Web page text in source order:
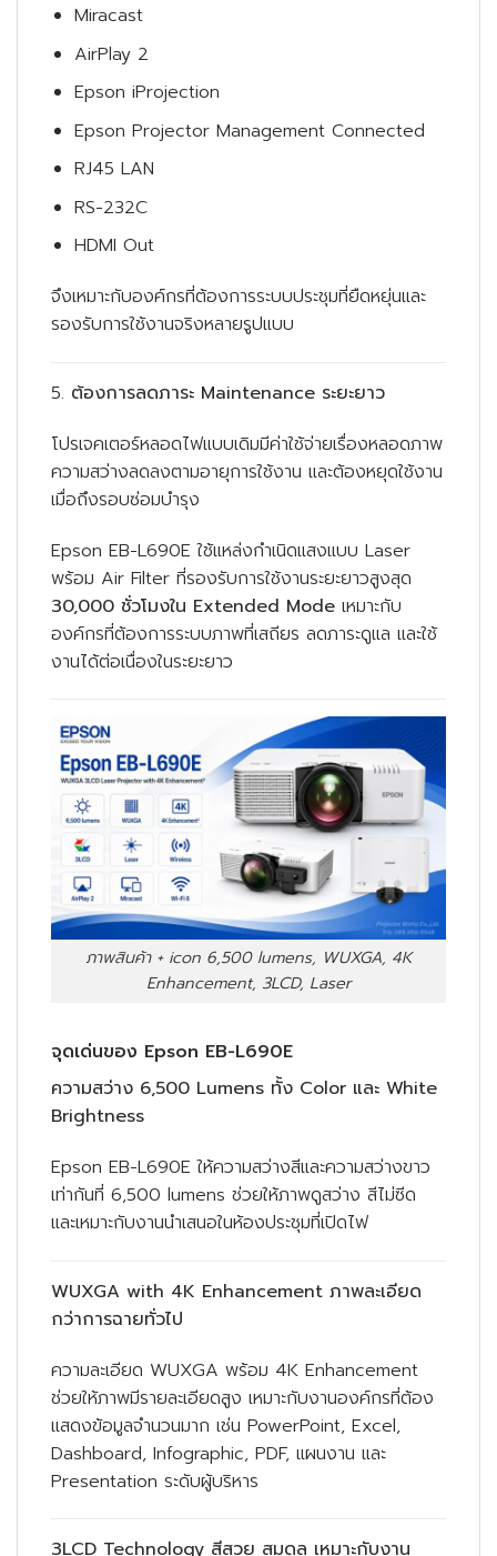
Miracast
AirPlay 2
Epson iProjection
Epson Projector Management Connected
RJ45 LAN
RS-232C
HDMI Out
จึงเหมาะกับองค์กรที่ต้องการระบบประชุมที่ยืดหยุ่นและ
รองรับการใช้งานจริงหลายรูปแบบ
5. ต้องการลดภาระ Maintenance ระยะยาว
โปรเจคเตอร์หลอดไฟแบบเดิมมีค่าใช้จ่ายเรื่องหลอดภาพ
ความสว่างลดลงตามอายุการใช้งาน และต้องหยุดใช้งาน
เมื่อถึงรอบซ่อมบำรุง
Epson EB-L690E ใช้แหล่งกำเนิดแสงแบบ Laser
พร้อม Air Filter ที่รองรับการใช้งานระยะยาวสูงสุด
30,000 ชั่วโมงใน Extended Mode เหมาะกับ
องค์กรที่ต้องการระบบภาพที่เสถียร ลดภาระดูแล และใช้
งานได้ต่อเนื่องในระยะยาว
ภาพสินค้า + icon 6,500 lumens, WUXGA, 4K
Enhancement, 3LCD, Laser
จุดเด่นของ Epson EB-L690E
ความสว่าง 6,500 Lumens ทั้ง Color และ White
Brightness
Epson EB-L690E ให้ความสว่างสีและความสว่างขาว
เท่ากันที่ 6,500 lumens ช่วยให้ภาพดูสว่าง สีไม่ซีด
และเหมาะกับงานนำเสนอในห้องประชุมที่เปิดไฟ
WUXGA with 4K Enhancement ภาพละเอียด
กว่าการฉายทั่วไป
ความละเอียด WUXGA พร้อม 4K Enhancement
ช่วยให้ภาพมีรายละเอียดสูง เหมาะกับงานองค์กรที่ต้อง
แสดงข้อมูลจำนวนมาก เช่น PowerPoint, Excel,
Dashboard, Infographic, PDF, แผนงาน และ
Presentation ระดับผู้บริหาร
3LCD Technology สีสวย สมดุล เหมาะกับงาน